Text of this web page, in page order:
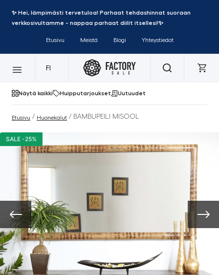
✨ Hei, lämpimästi tervetuloa! Parhaat tehdashinnat suoraan
verkkosivultamme - nappaa parhaat diilit itsellesi!✨
Etusivu Meistä Blogi Yhteystiedot
FI
Näytä kaikki Huipputarjoukset Uutuudet
Etusivu / Huonekalut / BAMBUPEILI MISOOL
SALE -25%